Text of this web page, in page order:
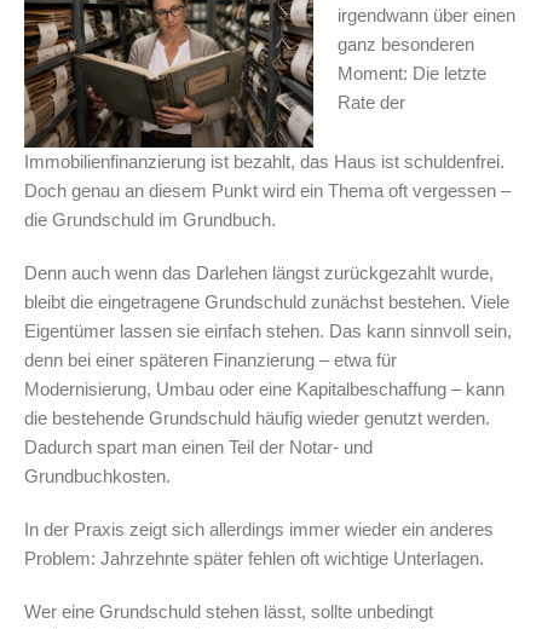
irgendwann über einen
ganz besonderen
Moment: Die letzte
Rate der
Immobilienfinanzierung ist bezahlt, das Haus ist schuldenfrei.
Doch genau an diesem Punkt wird ein Thema oft vergessen –
die Grundschuld im Grundbuch.
Denn auch wenn das Darlehen längst zurückgezahlt wurde,
bleibt die eingetragene Grundschuld zunächst bestehen. Viele
Eigentümer lassen sie einfach stehen. Das kann sinnvoll sein,
denn bei einer späteren Finanzierung – etwa für
Modernisierung, Umbau oder eine Kapitalbeschaffung – kann
die bestehende Grundschuld häufig wieder genutzt werden.
Dadurch spart man einen Teil der Notar- und
Grundbuchkosten.
In der Praxis zeigt sich allerdings immer wieder ein anderes
Problem: Jahrzehnte später fehlen oft wichtige Unterlagen.
Wer eine Grundschuld stehen lässt, sollte unbedingt